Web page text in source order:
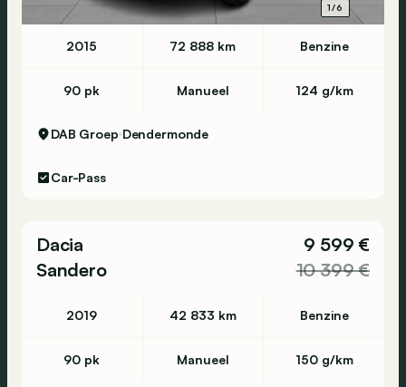
1/6
2015 72 888 km Benzine
90 pk Manueel 124 g/km
DAB Groep Dendermonde
Car-Pass
Dacia
Sandero
9 599 €
10 399 €
2019 42 833 km Benzine
90 pk Manueel 150 g/km